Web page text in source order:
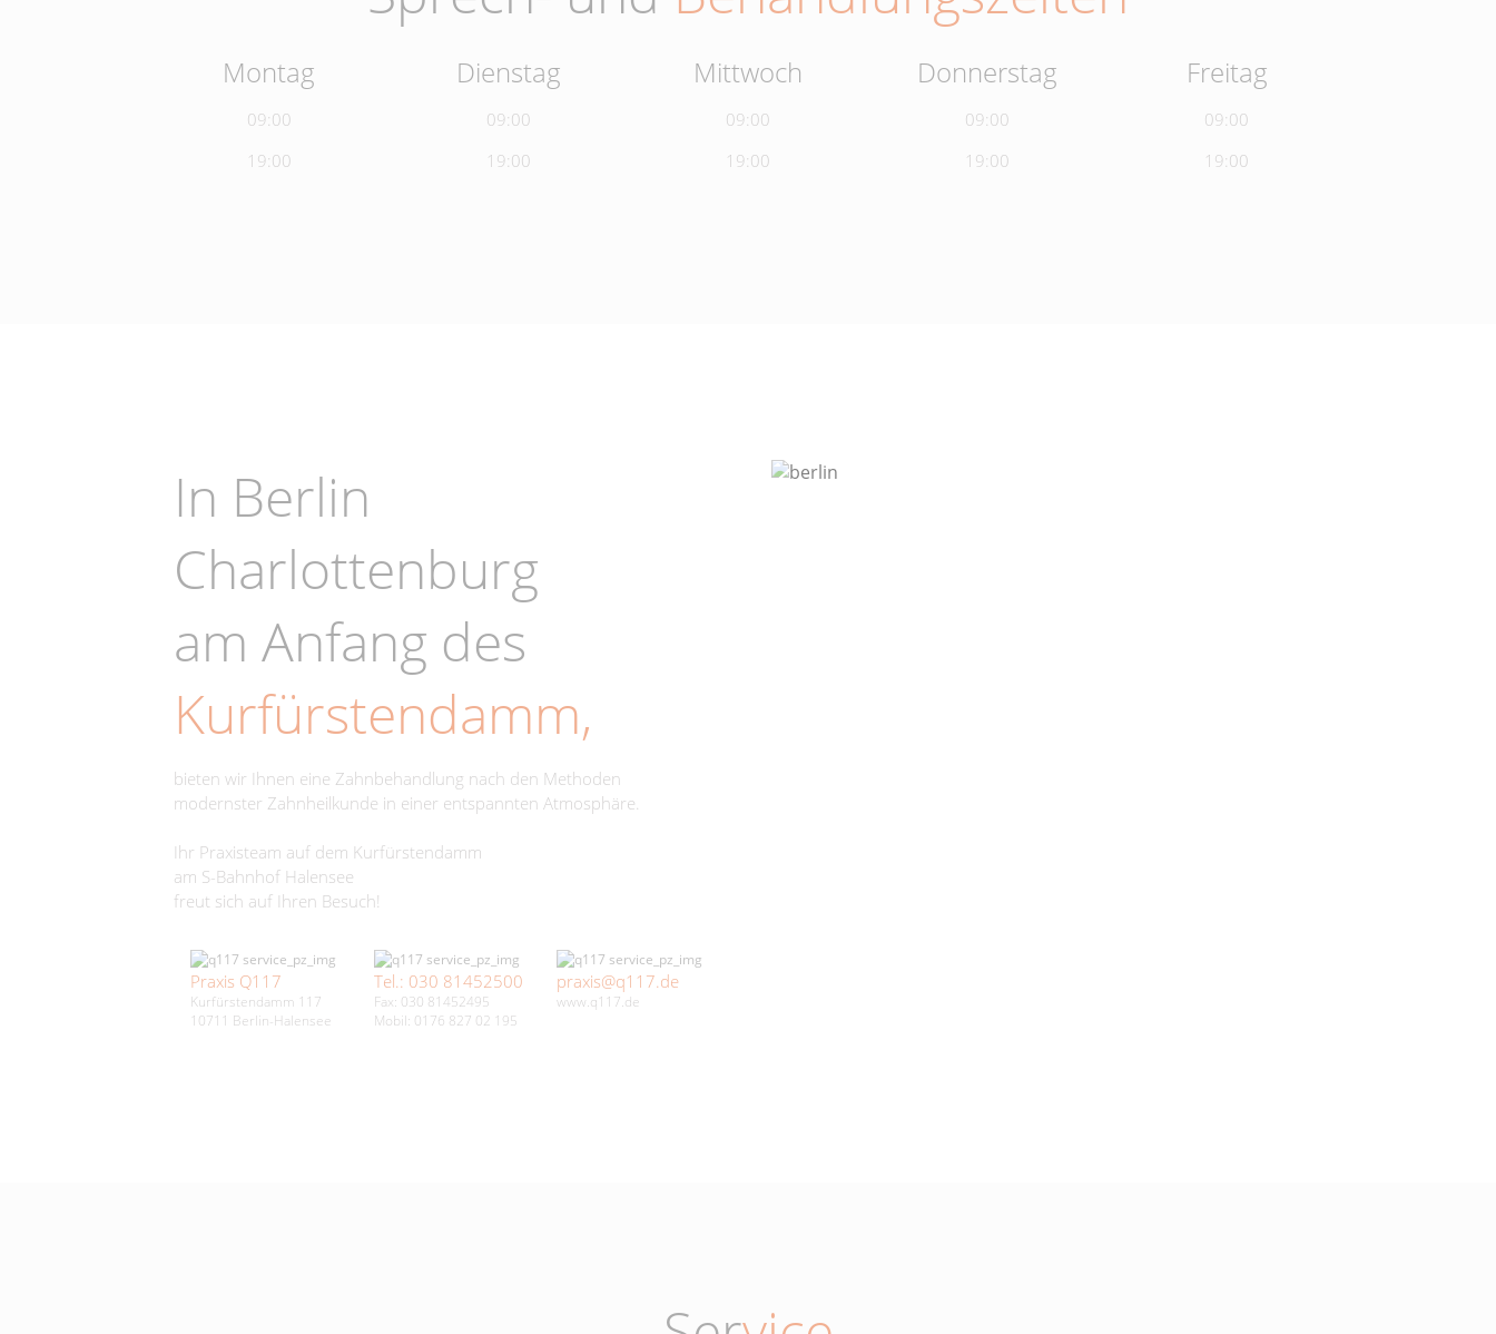
Montag
09:00
19:00
Dienstag
09:00
19:00
Mittwoch
09:00
19:00
Donnerstag
09:00
19:00
Freitag
09:00
19:00
In Berlin
Charlottenburg
am Anfang des
Kurfürstendamm,
bieten wir Ihnen eine Zahnbehandlung nach den Methoden
modernster Zahnheilkunde in einer entspannten Atmosphäre.
Ihr Praxisteam auf dem Kurfürstendamm
am S-Bahnhof Halensee
freut sich auf Ihren Besuch!
Praxis Q117
Kurfürstendamm 117
10711 Berlin-Halensee
Tel.: 030 81452500
Fax: 030 81452495
Mobil: 0176 827 02 195
praxis@q117.de
www.q117.de